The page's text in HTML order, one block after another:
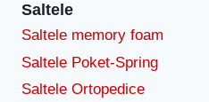
Saltele
Saltele memory foam
Saltele Poket-Spring
Saltele Ortopedice